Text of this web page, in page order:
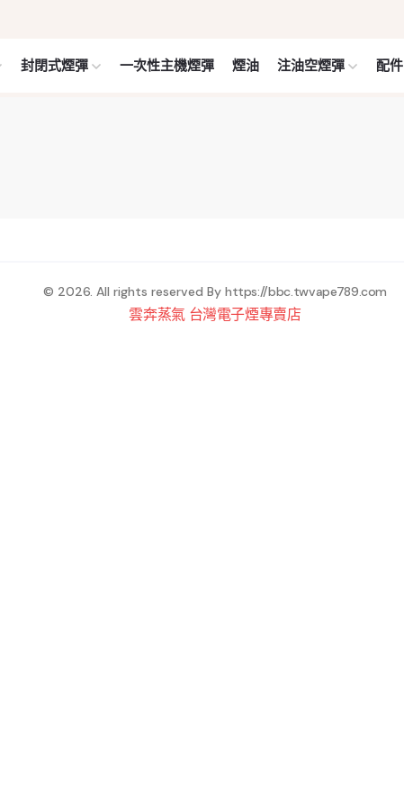
封閉式煙彈 一次性主機煙彈 煙油 注油空煙彈 配件
© 2026. All rights reserved By https://bbc.twvape789.com
雲奔蒸氣 台灣電子煙專賣店